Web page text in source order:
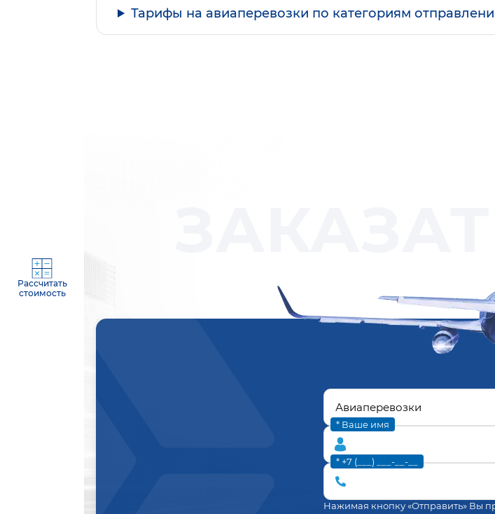
Рассчитать
стоимость
Тарифы на авиаперевозки по категориям
* Ваше имя
* +7 (___) ___-__-__
Нажимая кнопку «Отправить» Вы